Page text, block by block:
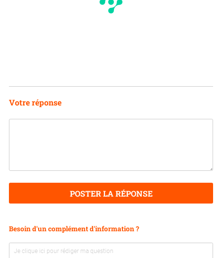
Votre réponse
POSTER LA RÉPONSE
Besoin d'un complément d'information ?